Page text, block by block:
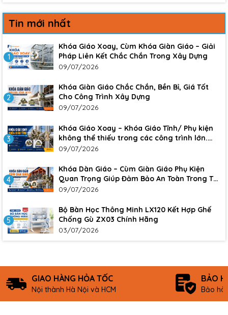
Tin mới nhất
1
Khóa Giáo Xoay, Cùm Khóa Giàn Giáo – Giải
Pháp Liên Kết Chắc Chắn Trong Xây Dựng
09/07/2026
2
Khóa Giàn Giáo Chắc Chắn, Bền Bỉ, Giá Tốt
Cho Công Trình Xây Dựng
09/07/2026
3
Khóa Giáo Xoay – Khóa Giáo Tĩnh/ Phụ kiện
không thể thiếu trong các công trình lớn.
Đảm bảo sự an toàn, chắc chắn cho công
09/07/2026
4
Khóa Dàn Giáo – Cùm Giàn Giáo Phụ Kiện
Quan Trọng Giúp Đảm Bảo An Toàn Trong Thi
Công Xây Dựng
09/07/2026
5
Bộ Bàn Học Thông Minh LX120 Kết Hợp Ghế
Chống Gù ZX03 Chính Hãng
03/07/2026
GIAO HÀNG HỎA TỐC
Nội thành Hà Nội và HCM
BẢO
Bảo